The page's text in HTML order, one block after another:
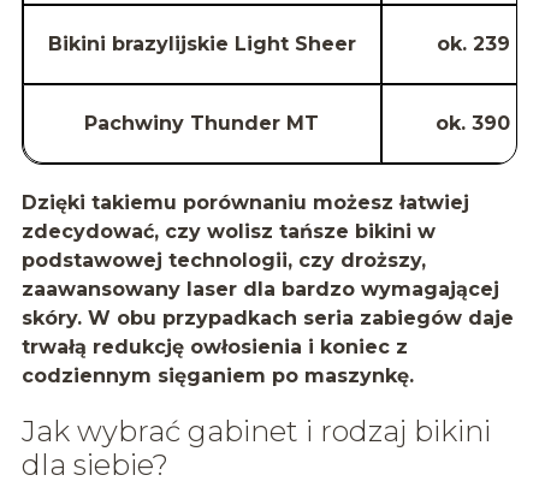
Bikini brazylijskie Light Sheer ok. 239 zł
Pachwiny Thunder MT ok. 390 zł
Dzięki takiemu porównaniu możesz łatwiej
zdecydować, czy wolisz tańsze bikini w
podstawowej technologii, czy droższy,
zaawansowany laser dla bardzo wymagającej
skóry. W obu przypadkach seria zabiegów daje
trwałą redukcję owłosienia i koniec z
codziennym sięganiem po maszynkę.
Jak wybrać gabinet i rodzaj bikini
dla siebie?